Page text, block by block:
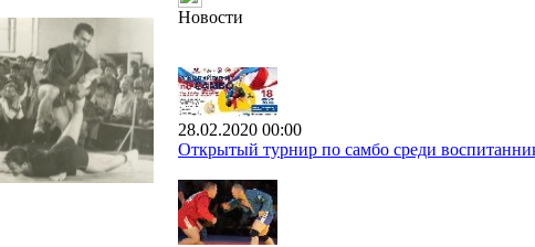
Новости
28.02.2020 00:00
Открытый турнир по самбо среди